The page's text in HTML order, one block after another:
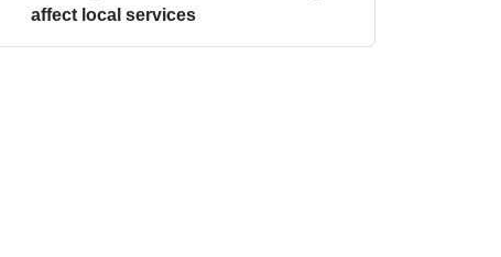
affect local services